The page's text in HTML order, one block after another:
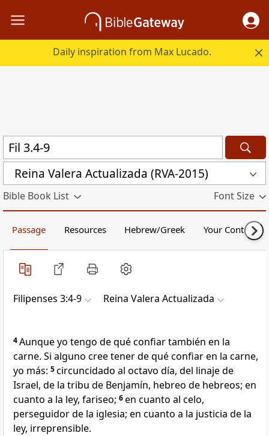
Daily inspiration from Max Lucado.
Reina Valera Actualizada (RVA-2015)
Bible Book List Font Size
Passage Resources Hebrew/Greek Your Content
Filipenses 3:4-9 Reina Valera Actualizada
4Aunque yo tengo de qué confiar también en la
carne. Si alguno cree tener de qué confiar en la carne,
yo más: 5circuncidado al octavo día, del linaje de
Israel, de la tribu de Benjamín, hebreo de hebreos; en
cuanto a la ley, fariseo; 6en cuanto al celo,
perseguidor de la iglesia; en cuanto a la justicia de la
ley, irreprensible.